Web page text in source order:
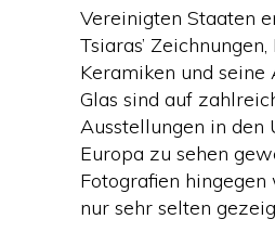
Vereinigten Staaten
Tsiaras’
Keramiken und seine
Glas sind auf
Ausstellungen in den
Europa zu sehen
Fotografien
nur sehr selten